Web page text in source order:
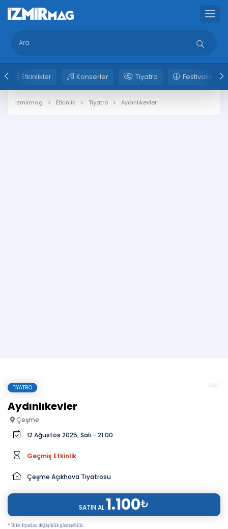
Etkinlikler Konserler Tiyatro Festivaller
izmirmag Etkinlik Tiyatro Aydınlıkevler
TIYATRO
Aydınlıkevler
Çeşme
12 Ağustos 2025, Salı - 21:00
Geçmiş Etkinlik
Çeşme Açıkhava Tiyatrosu
SATIN AL 1.100₺
* Bilet fiyatları değişiklik gösterebilir.